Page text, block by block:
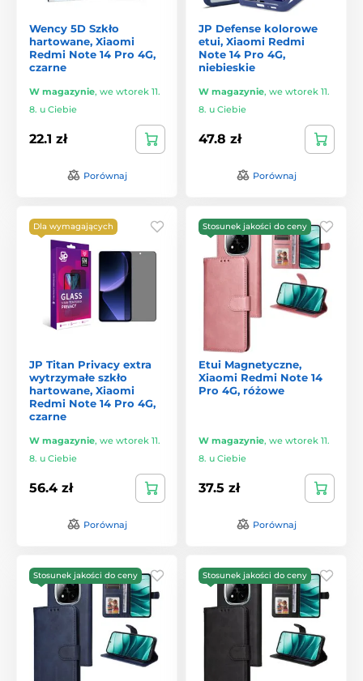
Wency 5D Szkło
hartowane, Xiaomi
Redmi Note 14 Pro 4G,
czarne
W magazynie, we wtorek 11.
8. u Ciebie
22.1 zł
Porównaj
JP Defense kolorowe
etui, Xiaomi Redmi
Note 14 Pro 4G,
niebieskie
W magazynie, we wtorek 11.
8. u Ciebie
47.8 zł
Porównaj
Dla wymagających
JP Titan Privacy extra
wytrzymałe szkło
hartowane, Xiaomi
Redmi Note 14 Pro 4G,
czarne
W magazynie, we wtorek 11.
8. u Ciebie
56.4 zł
Porównaj
Stosunek jakości do ceny
Etui Magnetyczne,
Xiaomi Redmi Note 14
Pro 4G, różowe
W magazynie, we wtorek 11.
8. u Ciebie
37.5 zł
Porównaj
Stosunek jakości do ceny Stosunek jakości do ceny